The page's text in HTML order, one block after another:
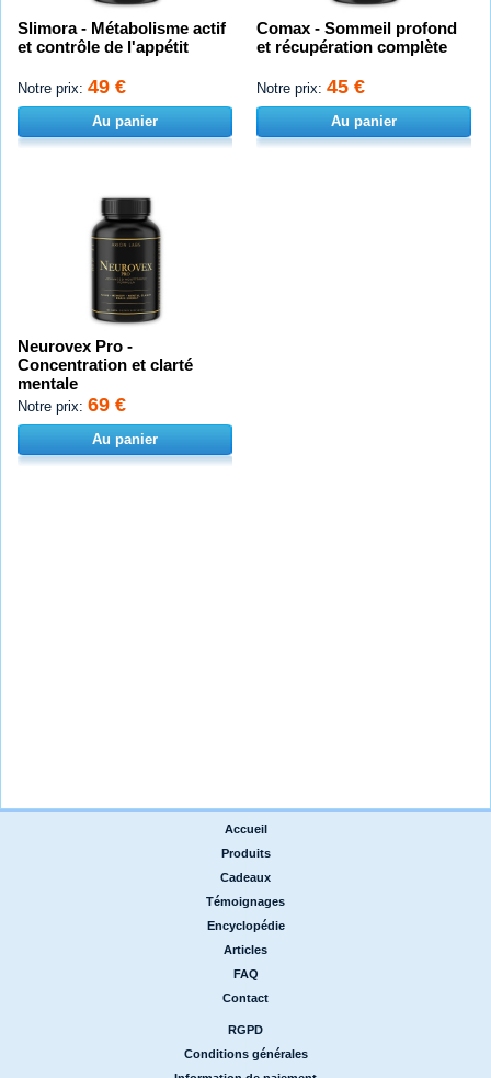
Slimora - Métabolisme actif
et contrôle de l'appétit
Notre prix: 49 €
Au panier
Comax - Sommeil profond
et récupération complète
Notre prix: 45 €
Au panier
Neurovex Pro -
Concentration et clarté
mentale
Notre prix: 69 €
Au panier
Accueil
Produits
Cadeaux
Témoignages
Encyclopédie
Articles
FAQ
Contact
RGPD
Conditions générales